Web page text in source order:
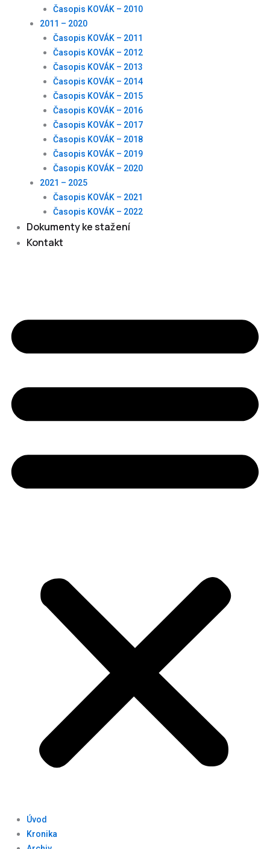
Časopis KOVÁK – 2010
2011 – 2020
Časopis KOVÁK – 2011
Časopis KOVÁK – 2012
Časopis KOVÁK – 2013
Časopis KOVÁK – 2014
Časopis KOVÁK – 2015
Časopis KOVÁK – 2016
Časopis KOVÁK – 2017
Časopis KOVÁK – 2018
Časopis KOVÁK – 2019
Časopis KOVÁK – 2020
2021 – 2025
Časopis KOVÁK – 2021
Časopis KOVÁK – 2022
Dokumenty ke stažení
Kontakt
Úvod
Kronika